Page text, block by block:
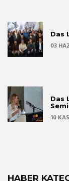
Das
03
Das
10
HABER